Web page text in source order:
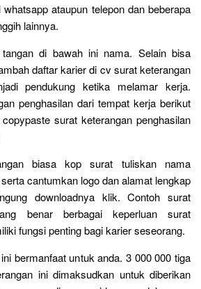
ataupun telepon dan beberapa
lainnya.
di bawah ini nama. Selain bisa
daftar karier di cv surat keterangan
pendukung ketika melamar kerja.
penghasilan dari tempat kerja berikut
surat keterangan penghasilan
biasa kop surat tuliskan nama
cantumkan logo dan alamat lengkap
downloadnya klik. Contoh surat
benar berbagai keperluan surat
fungsi penting bagi karier seseorang.
bermanfaat untuk anda. 3 000 000 tiga
ini dimaksudkan untuk diberikan